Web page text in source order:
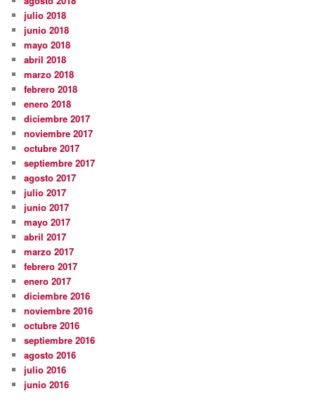
julio 2018
junio 2018
mayo 2018
abril 2018
marzo 2018
febrero 2018
enero 2018
diciembre 2017
noviembre 2017
octubre 2017
septiembre 2017
agosto 2017
julio 2017
junio 2017
mayo 2017
abril 2017
marzo 2017
febrero 2017
enero 2017
diciembre 2016
noviembre 2016
octubre 2016
septiembre 2016
agosto 2016
julio 2016
junio 2016